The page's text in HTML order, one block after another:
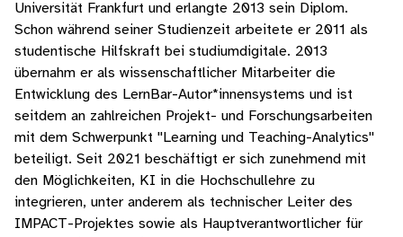
Universität Frankfurt und erlangte 2013 sein Diplom.
Schon während seiner Studienzeit arbeitete er 2011 als
studentische Hilfskraft bei studiumdigitale. 2013
übernahm er als wissenschaftlicher Mitarbeiter die
Entwicklung des LernBar-Autor*innensystems und ist
seitdem an zahlreichen Projekt- und Forschungsarbeiten
mit dem Schwerpunkt ''Learning und Teaching-Analytics''
beteiligt. Seit 2021 beschäftigt er sich zunehmend mit
den Möglichkeiten, KI in die Hochschullehre zu
integrieren, unter anderem als technischer Leiter des
IMPACT-Projektes sowie als Hauptverantwortlicher für